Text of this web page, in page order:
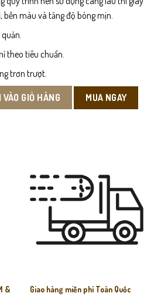
bền màu và tăng độ bóng mịn.
theo tiêu chuẩn.
trơn trượt.
GIỎ HÀNG MUA NGAY
&
Giao hàng miễn phí Toàn Quốc